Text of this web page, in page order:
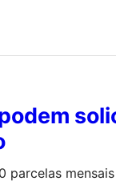
parcelas